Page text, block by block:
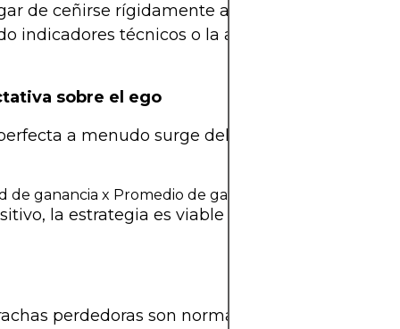
de ceñirse rígidamente a un R:R fijo, algunos
indicadores técnicos o la acción del precio
sobre el ego
a menudo surge del ego. Recuerde, una
de ganancia x Promedio de ganancia) –
la estrategia es viable
perdedoras son normales, incluso en